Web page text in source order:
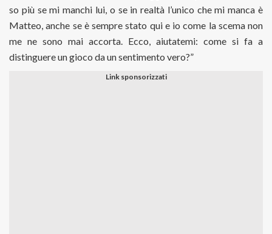
so più se mi manchi lui, o se in realtà l’unico che mi manca è
Matteo, anche se è sempre stato qui e io come la scema non
me ne sono mai accorta. Ecco, aiutatemi: come si fa a
distinguere un gioco da un sentimento vero?”